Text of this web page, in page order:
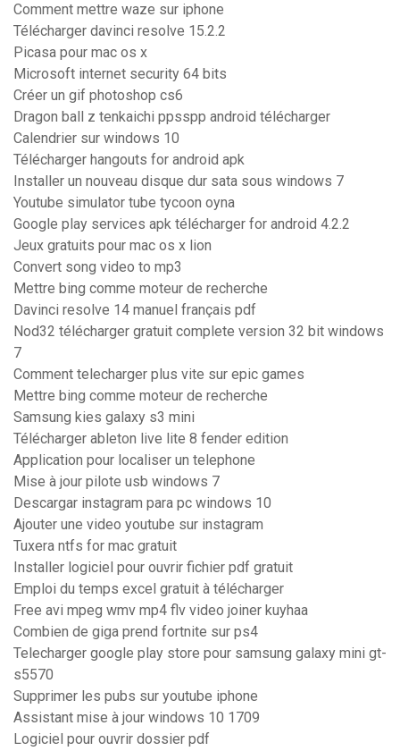
Comment mettre waze sur iphone
Télécharger davinci resolve 15.2.2
Picasa pour mac os x
Microsoft internet security 64 bits
Créer un gif photoshop cs6
Dragon ball z tenkaichi ppsspp android télécharger
Calendrier sur windows 10
Télécharger hangouts for android apk
Installer un nouveau disque dur sata sous windows 7
Youtube simulator tube tycoon oyna
Google play services apk télécharger for android 4.2.2
Jeux gratuits pour mac os x lion
Convert song video to mp3
Mettre bing comme moteur de recherche
Davinci resolve 14 manuel français pdf
Nod32 télécharger gratuit complete version 32 bit windows
7
Comment telecharger plus vite sur epic games
Mettre bing comme moteur de recherche
Samsung kies galaxy s3 mini
Télécharger ableton live lite 8 fender edition
Application pour localiser un telephone
Mise à jour pilote usb windows 7
Descargar instagram para pc windows 10
Ajouter une video youtube sur instagram
Tuxera ntfs for mac gratuit
Installer logiciel pour ouvrir fichier pdf gratuit
Emploi du temps excel gratuit à télécharger
Free avi mpeg wmv mp4 flv video joiner kuyhaa
Combien de giga prend fortnite sur ps4
Telecharger google play store pour samsung galaxy mini gt-
s5570
Supprimer les pubs sur youtube iphone
Assistant mise à jour windows 10 1709
Logiciel pour ouvrir dossier pdf